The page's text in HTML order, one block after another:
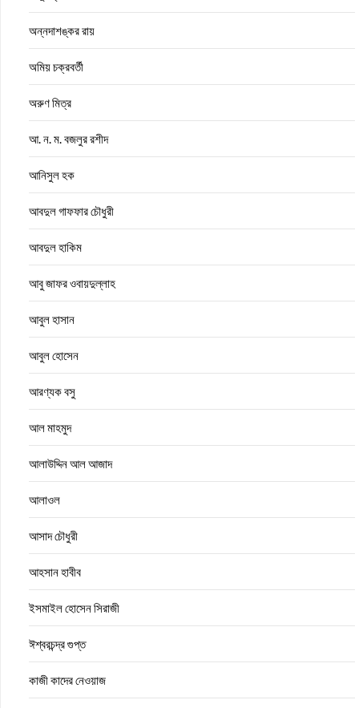
অন্নদাশঙ্কর রায়
অমিয় চক্রবর্তী
অরুণ মিত্র
আ. ন. ম. বজলুর রশীদ
আনিসুল হক
আবদুল গাফফার চৌধুরী
আবদুল হাকিম
আবু জাফর ওবায়দুল্লাহ
আবুল হাসান
আবুল হোসেন
আরণ্যক বসু
আল মাহমুদ
আলাউদ্দিন আল আজাদ
আলাওল
আসাদ চৌধুরী
আহসান হাবীব
ইসমাইল হোসেন সিরাজী
ঈশ্বরচন্দ্র গুপ্ত
কাজী কাদের নেওয়াজ